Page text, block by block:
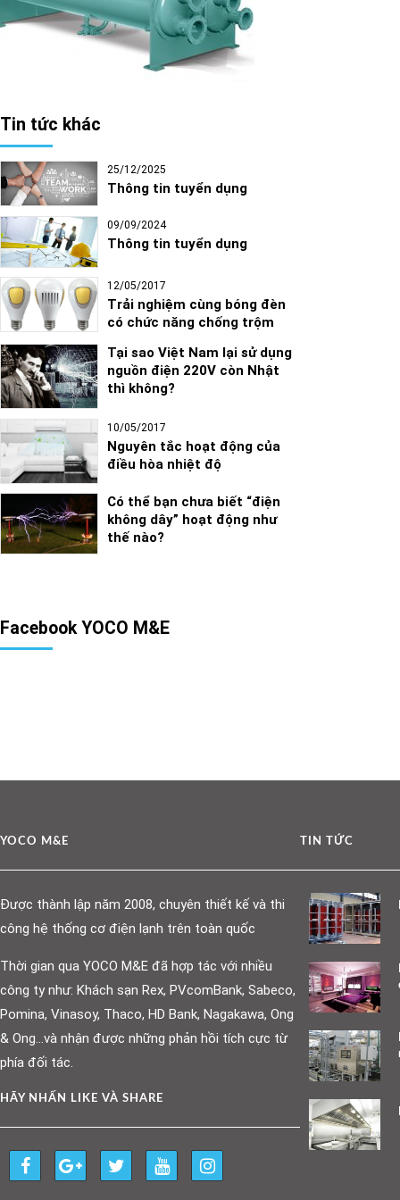
Tin tức khác
25/12/2025
Thông tin tuyển dụng
09/09/2024
Thông tin tuyển dụng
12/05/2017
Trải nghiệm cùng bóng đèn
có chức năng chống trộm
Tại sao Việt Nam lại sử dụng
nguồn điện 220V còn Nhật
thì không?
10/05/2017
Nguyên tắc hoạt động của
điều hòa nhiệt độ
Có thể bạn chưa biết “điện
không dây” hoạt động như
thế nào?
Facebook YOCO M&E
YOCO M&E
Được thành lập năm 2008, chuyên thiết kế và thi
công hệ thống cơ điện lạnh trên toàn quốc
Thời gian qua YOCO M&E đã hợp tác với nhiều
công ty như: Khách sạn Rex, PVcomBank, Sabeco,
Pomina, Vinasoy, Thaco, HD Bank, Nagakawa, Ong
& Ong…và nhận được những phản hồi tích cực từ
phía đối tác.
HÃY NHẤN LIKE VÀ SHARE
TIN TỨC